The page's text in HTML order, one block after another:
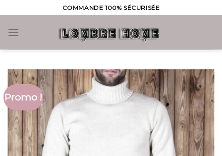
to
content
COMMANDE 100% SÉCURISÉE
Promo !